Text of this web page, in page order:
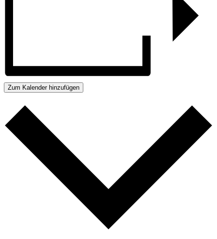
Zum Kalender hinzufügen